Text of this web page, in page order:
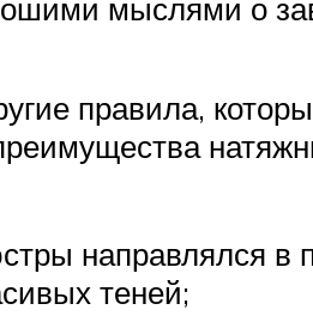
мыслями о
правила,
направлялся в
теней;